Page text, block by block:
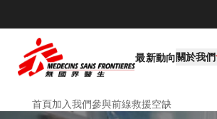
最新動向關於我們
首頁加入我們參與前線救援空缺